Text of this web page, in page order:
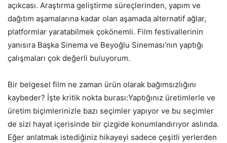
açıkcası. Araştırma geliştirme süreçlerinden, yapım ve
dağıtım aşamalarına kadar olan aşamada alternatif ağlar,
platformlar yaratabilmek çokönemli. Film festivallerinin
yanısıra Başka Sinema ve Beyoğlu Sineması’nın yaptığı
çalışmaları çok değerli buluyorum.
Bir belgesel film ne zaman ürün olarak bağımsızlığını
kaybeder? İşte kritik nokta burası:Yaptığınız üretimlerle ve
üretim biçimlerinizle bazı seçimler yapıyor ve bu seçimler
de sizi hayat içerisinde bir çizgide konumlandırıyor aslında.
Eğer anlatmak istediğiniz hikayeyi sadece çeşitli yerlerden